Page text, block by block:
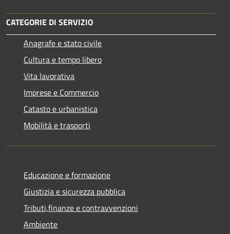
CATEGORIE DI SERVIZIO
Anagrafe e stato civile
Cultura e tempo libero
Vita lavorativa
Imprese e Commercio
Catasto e urbanistica
Mobilità e trasporti
Educazione e formazione
Giustizia e sicurezza pubblica
Tributi,finanze e contravvenzioni
Ambiente